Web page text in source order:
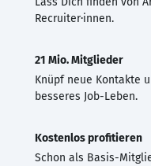
Recruiter·innen.
21 Mio. Mitglieder
Knüpf neue Kontakte
besseres Job-Leben.
Kostenlos profitieren
Schon als Basis-